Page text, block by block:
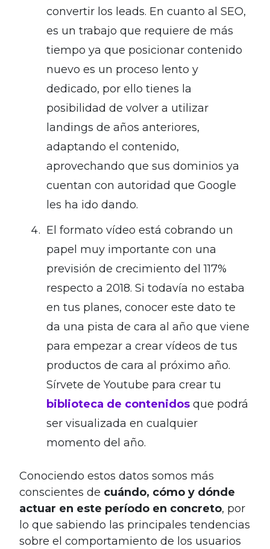
convertir los leads. En cuanto al SEO,
es un trabajo que requiere de más
tiempo ya que posicionar contenido
nuevo es un proceso lento y
dedicado, por ello tienes la
posibilidad de volver a utilizar
landings de años anteriores,
adaptando el contenido,
aprovechando que sus dominios ya
cuentan con autoridad que Google
les ha ido dando.
El formato vídeo está cobrando un
papel muy importante con una
previsión de crecimiento del 117%
respecto a 2018. Si todavía no estaba
en tus planes, conocer este dato te
da una pista de cara al año que viene
para empezar a crear vídeos de tus
productos de cara al próximo año.
Sírvete de Youtube para crear tu
biblioteca de contenidos que podrá
ser visualizada en cualquier
momento del año.
Conociendo estos datos somos más
conscientes de cuándo, cómo y dónde
actuar en este período en concreto, por
lo que sabiendo las principales tendencias
sobre el comportamiento de los usuarios